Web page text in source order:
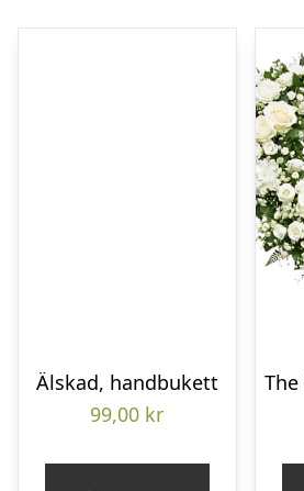
Älskad, handbukett
99,00 kr